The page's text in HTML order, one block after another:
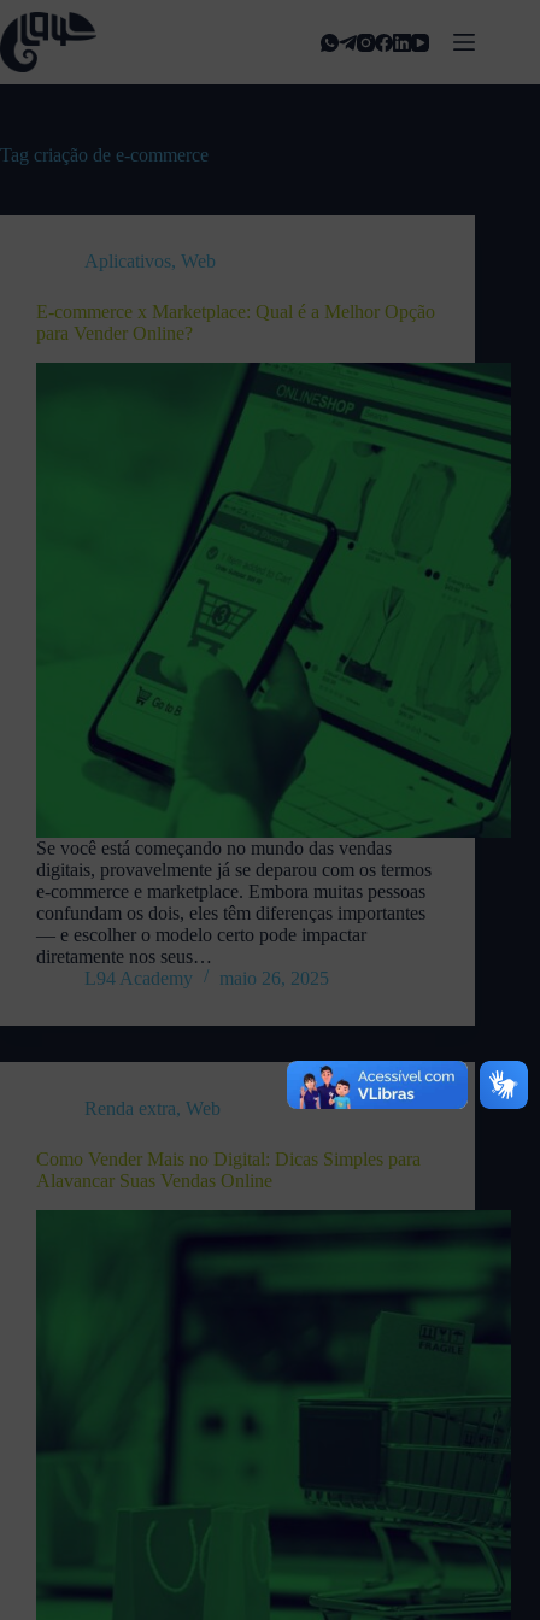
Tag criação de e-commerce
Aplicativos, Web
E-commerce x Marketplace: Qual é a Melhor Opção
para Vender Online?
Se você está começando no mundo das vendas
digitais, provavelmente já se deparou com os termos
e-commerce e marketplace. Embora muitas pessoas
confundam os dois, eles têm diferenças importantes
— e escolher o modelo certo pode impactar
diretamente nos seus…
L94 Academy
maio 26, 2025
Renda extra, Web
Como Vender Mais no Digital: Dicas Simples para
Alavancar Suas Vendas Online